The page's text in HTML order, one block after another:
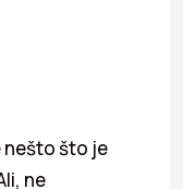
nešto što je
ne